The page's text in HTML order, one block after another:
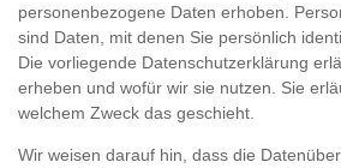
personenbezogene Daten erhoben.
sind Daten, mit denen Sie persönlich
Die vorliegende Datenschutzerklärung
erheben und wofür wir sie nutzen. Sie
welchem Zweck das geschieht.
Wir weisen darauf hin, dass die